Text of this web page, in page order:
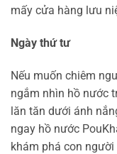
mấy cửa hàng lưu
Ngày thứ tư
Nếu muốn chiêm
ngắm nhìn hồ nước
lăn tăn dưới ánh
ngay hồ nước
khám phá con